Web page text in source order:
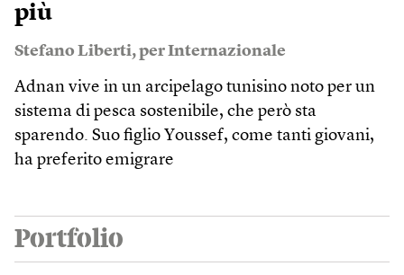
più
Stefano Liberti,per Internazionale
Adnan vive in un arcipelago tunisino noto per un
sistema di pesca sostenibile, che però sta
sparendo. Suo figlio Youssef, come tanti giovani,
ha preferito emigrare
Portfolio